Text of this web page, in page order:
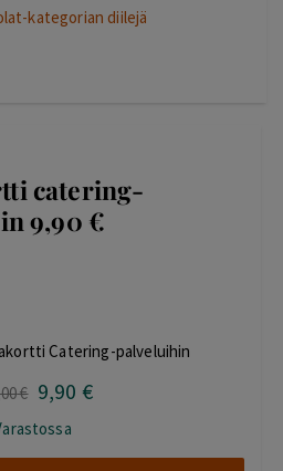
kategorian diilejä
catering-
9,90 €
Catering-palveluihin
€ Alkuperäinen
oli:
200,00 €.
9,90 €Nykyinen
9,90 €.